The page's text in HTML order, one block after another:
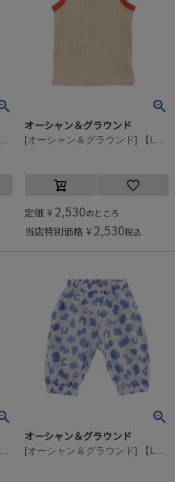
オーシャン＆グラウンド
定価 ¥ 2,530のところ
当店特別価格 ¥ 2,530税込
オーシャン＆グラウンド